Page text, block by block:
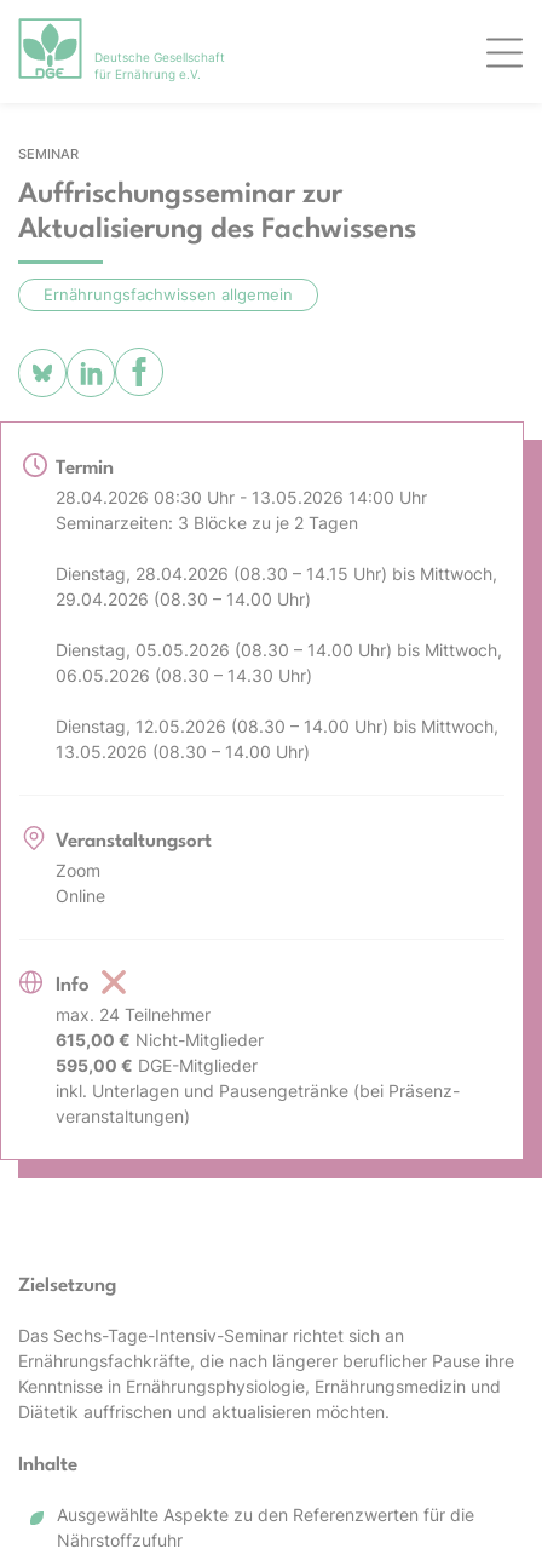
Deutsche Gesellschaft
für Ernährung e.V.
SEMINAR
Auffrischungsseminar zur
Aktualisierung des Fachwissens
Ernährungsfachwissen allgemein
Termin
28.04.2026 08:30 Uhr - 13.05.2026 14:00 Uhr
Seminarzeiten: 3 Blöcke zu je 2 Tagen
Dienstag, 28.04.2026 (08.30 – 14.15 Uhr) bis Mittwoch,
29.04.2026 (08.30 – 14.00 Uhr)
Dienstag, 05.05.2026 (08.30 – 14.00 Uhr) bis Mittwoch,
06.05.2026 (08.30 – 14.30 Uhr)
Dienstag, 12.05.2026 (08.30 – 14.00 Uhr) bis Mittwoch,
13.05.2026 (08.30 – 14.00 Uhr)
Veranstaltungsort
Zoom
Online
Info
max. 24 Teilnehmer
615,00 € Nicht-Mitglieder
595,00 € DGE-Mitglieder
inkl. Unterlagen und Pausengetränke (bei Präsenz­
veranstal­tungen)
Zielsetzung
Das Sechs-Tage-Intensiv-Seminar richtet sich an
Ernährungsfachkräfte, die nach längerer beruflicher Pause ihre
Kenntnisse in Ernährungsphysiologie, Ernährungsmedizin und
Diätetik auffrischen und aktualisieren möchten.
Inhalte
Ausgewählte Aspekte zu den Referenzwerten für die
Nährstoffzufuhr